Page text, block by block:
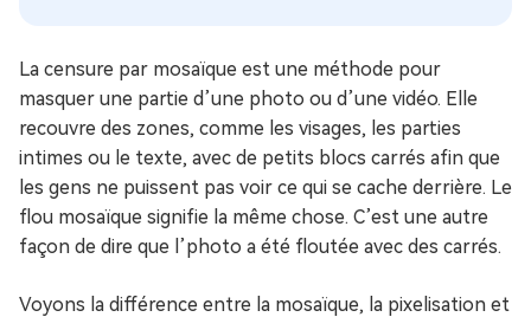
La censure par mosaïque est une méthode pour
masquer une partie d’une photo ou d’une vidéo. Elle
recouvre des zones, comme les visages, les parties
intimes ou le texte, avec de petits blocs carrés afin que
les gens ne puissent pas voir ce qui se cache derrière. Le
flou mosaïque signifie la même chose. C’est une autre
façon de dire que l’photo a été floutée avec des carrés.
Voyons la différence entre la mosaïque, la pixelisation et